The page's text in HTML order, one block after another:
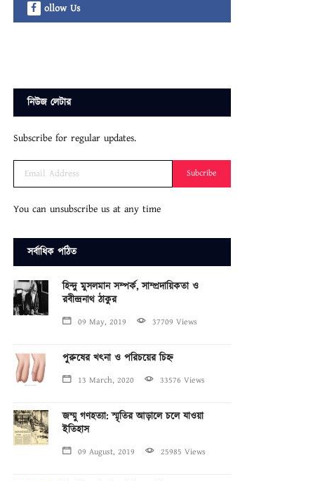
ollow Us
নিউজ লেটার
Subscribe for regular updates.
Subcribe
You can unsubscribe us at any time
সর্বাধিক পঠিত
হিন্দু মুসলমান সম্পর্ক, সাম্প্রদায়িকতা ও
রবীন্দ্রনাথ ঠাকুর
09 May, 2019 37709 Views
পুরুষের খৎনা ও পরিচয়ের চিহ্ন
13 March, 2020 33576 Views
জম্মু গণহত্যা: স্মৃতির আড়ালে চলে যাওয়া
ইতিহাস
09 August, 2019 25985 Views